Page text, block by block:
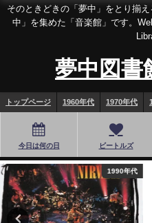
そのときどきの「夢中」をとり揃
中」を集めた「音楽館」です。
夢中図
トップページ 1960年代 1970年代
今日は何の日 ビートルズ
2000年代